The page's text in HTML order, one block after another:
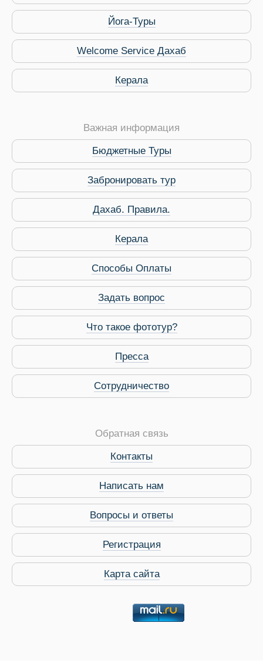
Виза в Индию
Йога-Туры
Welcome Service Дахаб
Керала
Важная информация
Бюджетные Туры
Забронировать тур
Дахаб. Правила.
Керала
Способы Оплаты
Задать вопрос
Что такое фототур?
Пресса
Сотрудничество
Обратная связь
Контакты
Написать нам
Вопросы и ответы
Регистрация
Карта сайта